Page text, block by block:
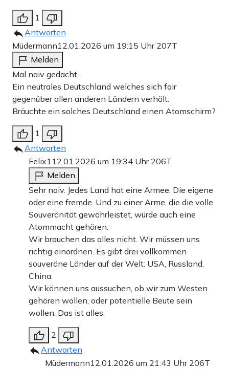
1
Antworten
Müdermann12.01.2026 um 19:15 Uhr 207T
Melden
Mal naiv gedacht.
Ein neutrales Deutschland welches sich fair
gegenüber allen anderen Ländern verhält.
Bräuchte ein solches Deutschland einen Atomschirm?
1
Antworten
Felix1 12.01.2026 um 19:34 Uhr 206T
Melden
Sehr naiv. Jedes Land hat eine Armee. Die eigene
oder eine fremde. Und zu einer Arme, die die volle
Souveränität gewährleistet, würde auch eine
Atommacht gehören.
Wir brauchen das alles nicht. Wir müssen uns
richtig einordnen. Es gibt drei vollkommen
souveräne Länder auf der Welt: USA, Russland,
China.
Wir können uns aussuchen, ob wir zum Westen
gehören wollen, oder potentielle Beute sein
wollen. Das ist alles.
2
Antworten
Müdermann12.01.2026 um 21:43 Uhr 206T